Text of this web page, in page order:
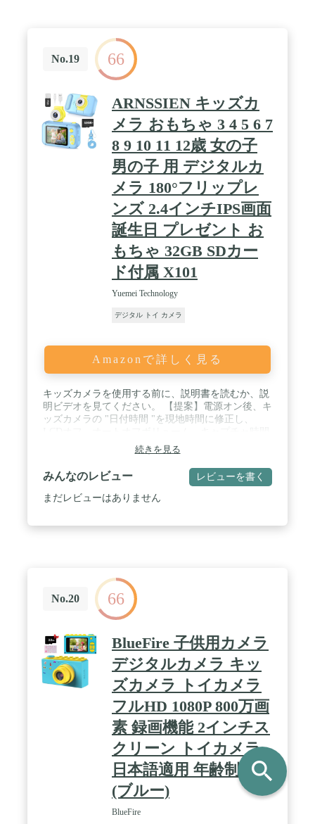
えます。 / 【主な仕様】最大有効画素数：1800万画
素 / 動画：720P 30FPS / ファーカス : 固定 / 記録メ
ディア：SDHCカード（別売り）/ 電源：単3乾電池3
本（別売り） / 保証：ご購入から1年
No.19 66
ARNSSIEN キッズカ
メラ おもちゃ 3 4 5 6 7
8 9 10 11 12歳 女の子
男の子 用 デジタルカ
メラ 180°フリップレ
ンズ 2.4インチIPS画面
誕生日 プレゼント お
もちゃ 32GB SDカー
ド付属 X101
Yuemei Technology
デジタル トイ カメラ
Amazonで詳しく見る
キッズカメラを使用する前に、説明書を読むか、説
明ビデオを見てください。 【提案】電源オン後、キ
ッズカメラの "日付時間 "を現地時間に修正し、
など、お子様のニーズに応じてデフォルトパラメー
タを調整してください。 / 【6.1センチ（2.4イン
チ）IPSスクリーン＆より快適】ミニボディに6.1セ
ンチ（2.4インチ）IPS HDスクリーンを搭載し（他
社製品は5.1センチ（2インチ）のみ）、1080pの高精
32GB TFカードは、写真や動画のアップロード、音
楽やおとぎ話のダウンロードに対応しています。14
のスピーカーホール（他社製品は5つのみ）を持つ
デザインは、様々な音量を必要とする子供のニーズ
により適しています。ファイルのアップロードやダ
ウンロードの方法がわからない場合は、お気軽にお
問い合わせください。 / 【31ファニーフレーム＆5
パズルゲーム】1000mA大容量バッテリーが2～4時
間のバッテリー寿命をサポートします（市販の子供
用カメラはすべて600mA）。5種類のパズルゲーム
が子供の思考を刺激し、思考力を鍛えます。画素数
はデジタルカメラほどクリアではないものの、
1080Pは子供のニーズに応えるのには十分です。31
種類の面白いフォトフレームやフィルターが、子供
の写真をより面白くします。 / 【100%満足のいくサ
ービス】もし商品に何かご要望やご不満がございま
したら、こちらのメール までお問い合わせくださ
い。100%満足のいくアフターサービスを提供させ
ていただきます。 【パッキングリスト】 1Pcs = 1*
続きを見る
みんなのレビュー レビューを書く
まだレビューはありません
No.20 66
BlueFire 子供用カメラ
デジタルカメラ キッ
ズカメラ トイカメラ
フルHD 1080P 800万画
素 録画機能 2インチス
クリーン トイカメラ
日本語適用 年齢制限6+
(ブルー)
BlueFire
search